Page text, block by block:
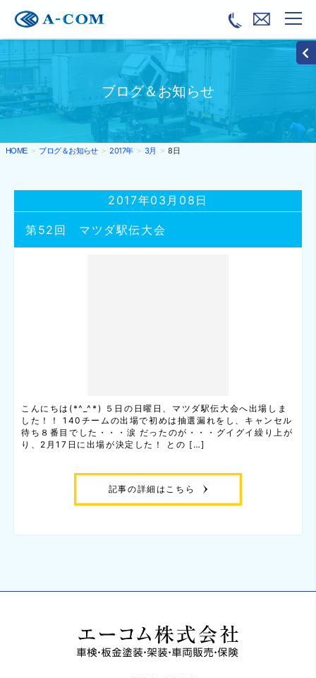
ブログ＆お知らせ
HOME ブログ＆お知らせ 2017年 3月 8日
第52回 マツダ駅伝大会
2017年03月08日
こんにちは(*^_^*) ５日の日曜日、マツダ駅伝大会へ出場しま
した！！ 140チームの出場で初めは抽選漏れをし、キャンセル
待ち８番目でした・・・涙 だったのが・・・グイグイ繰り上が
り、2月17日に出場が決定した！ との […]
記事の詳細はこちら